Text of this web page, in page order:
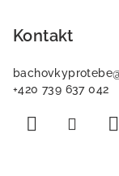
Kontakt
bachovkyprotebe
+420 739 637 042